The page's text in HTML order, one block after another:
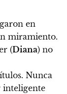
en
miramiento.
(Diana) no
Nunca
inteligente